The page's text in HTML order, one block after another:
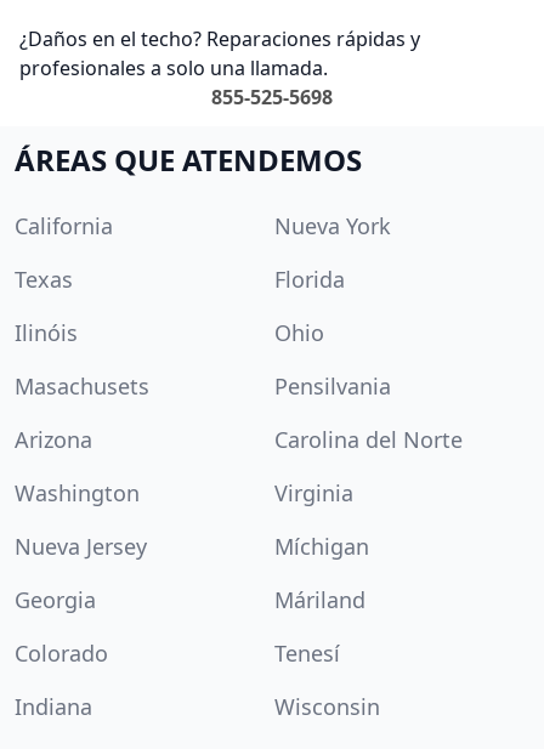
¿Daños en el techo? Reparaciones rápidas y
profesionales a solo una llamada.
855-525-5698
ÁREAS QUE ATENDEMOS
California
Nueva York
Texas
Florida
Ilinóis
Ohio
Masachusets
Pensilvania
Arizona
Carolina del Norte
Washington
Virginia
Nueva Jersey
Míchigan
Georgia
Máriland
Colorado
Tenesí
Indiana
Wisconsin